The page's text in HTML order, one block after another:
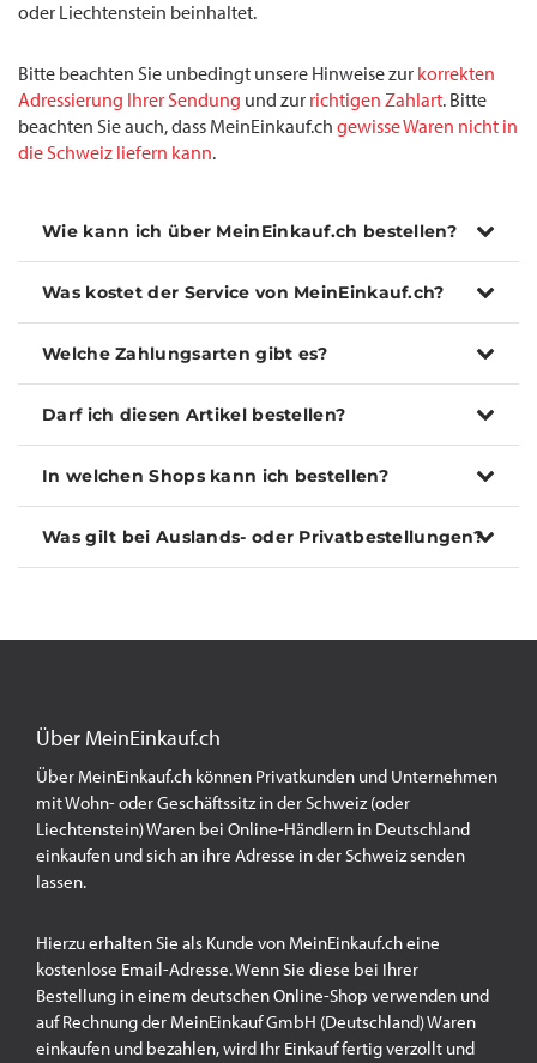
oder Liechtenstein beinhaltet.
Bitte beachten Sie unbedingt unsere Hinweise zur korrekten
Adressierung Ihrer Sendung und zur richtigen Zahlart. Bitte
beachten Sie auch, dass MeinEinkauf.ch gewisse Waren nicht in
die Schweiz liefern kann.
Wie kann ich über MeinEinkauf.ch bestellen?
Was kostet der Service von MeinEinkauf.ch?
Welche Zahlungsarten gibt es?
Darf ich diesen Artikel bestellen?
In welchen Shops kann ich bestellen?
Was gilt bei Auslands- oder Privatbestellungen?
Über MeinEinkauf.ch
Über MeinEinkauf.ch können Privatkunden und Unternehmen
mit Wohn- oder Geschäftssitz in der Schweiz (oder
Liechtenstein) Waren bei Online-Händlern in Deutschland
einkaufen und sich an ihre Adresse in der Schweiz senden
lassen.
Hierzu erhalten Sie als Kunde von MeinEinkauf.ch eine
kostenlose Email-Adresse. Wenn Sie diese bei Ihrer
Bestellung in einem deutschen Online-Shop verwenden und
auf Rechnung der MeinEinkauf GmbH (Deutschland) Waren
einkaufen und bezahlen, wird Ihr Einkauf fertig verzollt und